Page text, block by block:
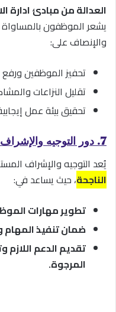
العدالة من مبادئ ادارة
يشعر الموظفون بالمساواة
والإنصاف على:
تحفيز الموظفين
تقليل النزاعات
تحقيق بيئة عمل
7. دور التوجيه والإشراف في تحسين الأداء
يُعد التوجيه والإشراف
الناجحة، حيث يساعد في:
تطوير مهارات
ضمان تنفيذ المهام
تقديم الدعم
المرجوة.